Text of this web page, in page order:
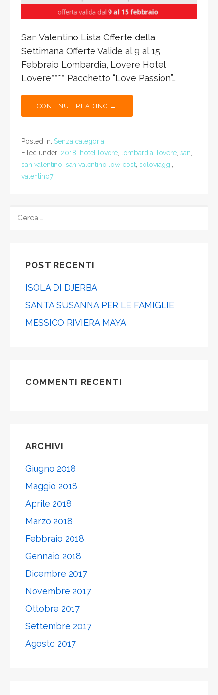
San Valentino Lista Offerte della
Settimana Offerte Valide al 9 al 15
Febbraio Lombardia, Lovere Hotel
Lovere**** Pacchetto “Love Passion”…
CONTINUE READING →
Posted in: Senza categoria
Filed under: 2018 hotel lovere lombardia lovere san
san valentino san valentino low cost soloviaggi
valentino7
PER:
POST RECENTI
ISOLA DI DJERBA
SANTA SUSANNA PER LE FAMIGLIE
MESSICO RIVIERA MAYA
COMMENTI RECENTI
ARCHIVI
Giugno 2018
Maggio 2018
Aprile 2018
Marzo 2018
Febbraio 2018
Gennaio 2018
Dicembre 2017
Novembre 2017
Ottobre 2017
Settembre 2017
Agosto 2017